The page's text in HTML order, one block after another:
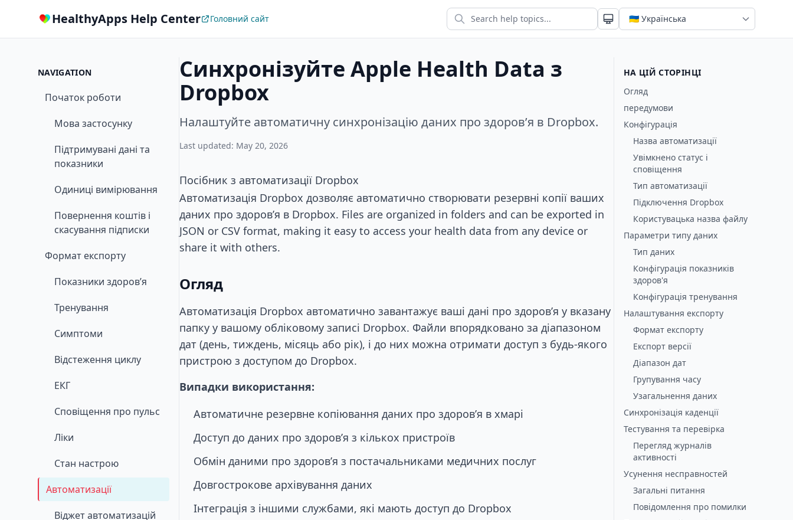
HealthyApps Help Center Головний сайт
NAVIGATION
Початок роботи
Мова застосунку
Підтримувані дані та
показники
Одиниці вимірювання
Повернення коштів і
скасування підписки
Формат експорту
Показники здоров’я
Тренування
Симптоми
Відстеження циклу
ЕКГ
Сповіщення про пульс
Ліки
Стан настрою
Автоматизації
Віджет автоматизацій
Синхронізуйте Apple Health Data з
Dropbox
Налаштуйте автоматичну синхронізацію даних про здоров’я в Dropbox.
Last updated: May 20, 2026
Посібник з автоматизації Dropbox
Автоматизація Dropbox дозволяє автоматично створювати резервні копії ваших
даних про здоров’я в Dropbox. Files are organized in folders and can be exported in
JSON or CSV format, making it easy to access your health data from any device or
share it with others.
Огляд
Автоматизація Dropbox автоматично завантажує ваші дані про здоров’я у вказану
папку у вашому обліковому записі Dropbox. Файли впорядковано за діапазоном
дат (день, тиждень, місяць або рік), і до них можна отримати доступ з будь-якого
пристрою з доступом до Dropbox.
Випадки використання:
Автоматичне резервне копіювання даних про здоров’я в хмарі
Доступ до даних про здоров’я з кількох пристроїв
Обмін даними про здоров’я з постачальниками медичних послуг
Довгострокове архівування даних
Інтеграція з іншими службами, які мають доступ до Dropbox
НА ЦІЙ СТОРІНЦІ
Огляд
передумови
Конфігурація
Назва автоматизації
Увімкнено статус і
сповіщення
Тип автоматизації
Підключення Dropbox
Користувацька назва файлу
Параметри типу даних
Тип даних
Конфігурація показників
здоров'я
Конфігурація тренування
Налаштування експорту
Формат експорту
Експорт версії
Діапазон дат
Групування часу
Узагальнення даних
Синхронізація каденції
Тестування та перевірка
Перегляд журналів
активності
Усунення несправностей
Загальні питання
Повідомлення про помилки